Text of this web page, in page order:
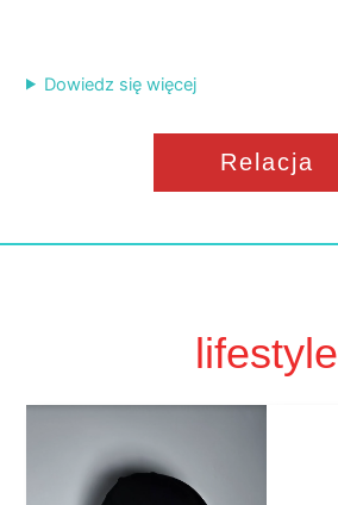
Dowiedz się więcej
Relacja
lifestyle